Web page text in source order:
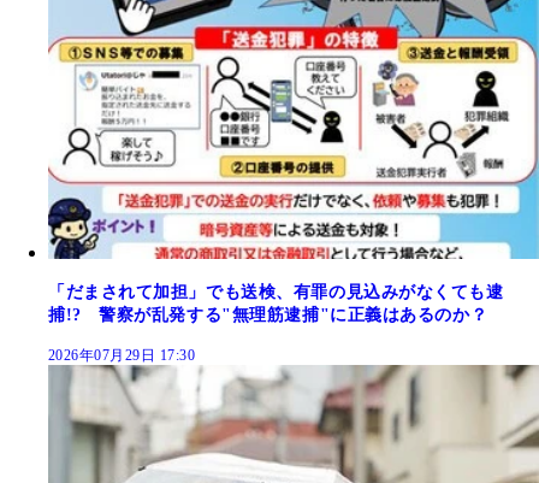
「だまされて加担」でも送検、有罪の見込みがなくても逮
捕!? 警察が乱発する"無理筋逮捕"に正義はあるのか？
2026年07月29日 17:30